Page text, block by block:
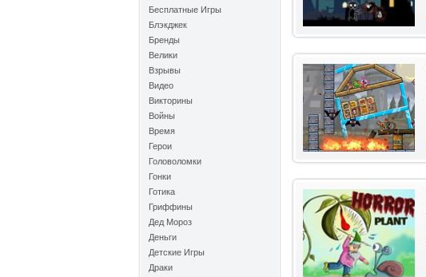
Бесплатные Игры
Блэкджек
Бренды
Велики
Взрывы
Видео
Викторины
Войны
Время
Герои
Головоломки
Гонки
Готика
Гриффины
Дед Мороз
Деньги
Детские Игры
Драки